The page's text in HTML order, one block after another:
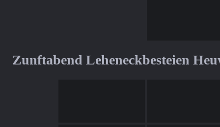
Zunftabend Leheneckbesteien